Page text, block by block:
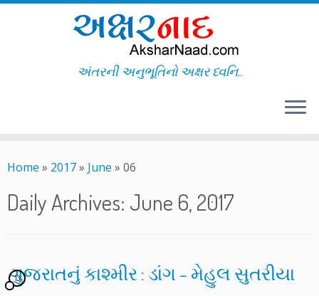
to
અંતરની અનુભૂતિનો અક્ષર ધ્વનિ..
Home » 2017» June » 06
Daily Archives: June 6, 2017
ગુજરાતનું કાશ્મીર : ડાંગ – મેહુલ સુતરીયા
13